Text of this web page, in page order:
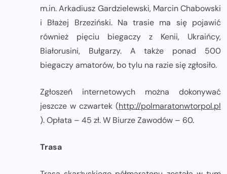
m.in. Arkadiusz Gardzielewski, Marcin Chabowski
i Błażej Brzeziński. Na trasie ma się pojawić
również pięciu biegaczy z Kenii, Ukraińcy,
Białorusini, Bułgarzy. A także ponad 500
biegaczy amatorów, bo tylu na razie się zgłosiło.
Zgłoszeń internetowych można dokonywać
jeszcze w czwartek (http://polmaratonwtorpol.pl
). Opłata – 45 zł. W Biurze Zawodów – 60.
Trasa